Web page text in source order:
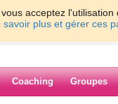
acceptez
savoir plus et gérer ces
Coaching Groupes